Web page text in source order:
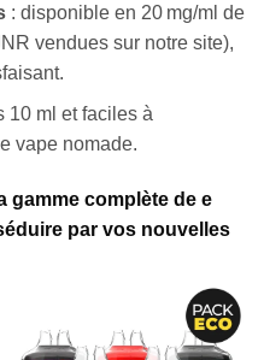
: disponible en 20 mg/ml de
vendues sur notre site),
10 ml et faciles à
vape nomade.
gamme complète de e
par vos nouvelles